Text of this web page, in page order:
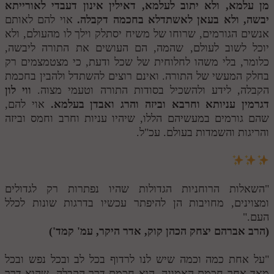
מן עלמא, ולא יתוב לעלמא, דאילין אינון דעבדי לאורייתא
יבשה, ולא בעאן לאשתדלא בחכמה דקבלה. אוי להם לאותם
אנשים הגורמים, שרוחו של משיח יסתלק וילך לו מהעולם, ולא
יוכל לשוב לעולם, שהמה, הם העושים את התורה ליבשה,
כלומר, בלי משהו לחלוחית של שכל ודעת, כי מצטמצמים רק
בחלק המעשי של התורה. ואינם רוצים להשתדל ולהבין בחכמת
הקבלה, לידע ולהשכיל בסודות התורה וטעמי מצוה.
ווי לון
דגרמין עניותא וחרבא וביזה והרג ואבדן בעלמא. אוי להם,
שהם גורמים במעשיהם הללו, שיהיו עניות וחרב וחמס וביזה
והריגות והשמדות בעולם. עכ"ל.
"השאלות הרוחניות הגדולות שהיו נפתרות רק לגדולים
ומצוינים, מחויבות הן להיפתר עכשיו בדרגות שונות לכלל
העם."
(הרב אברהם יצחק הכהן קוק, אדר היקר, עמ' קמד')
"על אחת כמה וכמה שיש לנו לרדוף בכל לב ובכל נפש ובכל